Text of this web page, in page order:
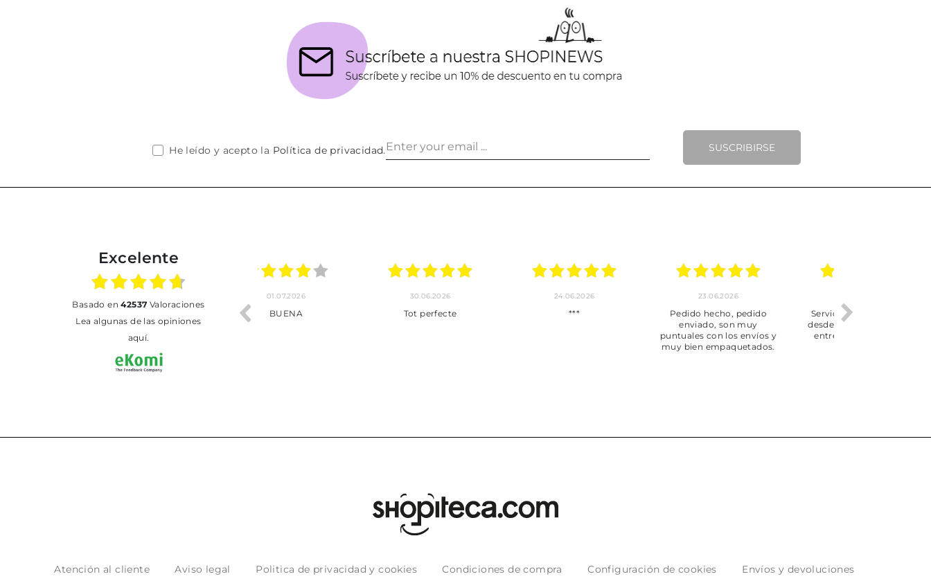
SUSCRIBIRSE
He leído y acepto la Política de privacidad.
Excelente
basado en42537 Valoraciones
Lea algunas de las opiniones
aquí.
Pedido hecho, pedido
Servicio muy completo
entrega del producto.
Envío rápido
Atención al cliente Aviso legal Politica de privacidad y cookies Condiciones de compra Configuración de cookies Envíos y devoluciones